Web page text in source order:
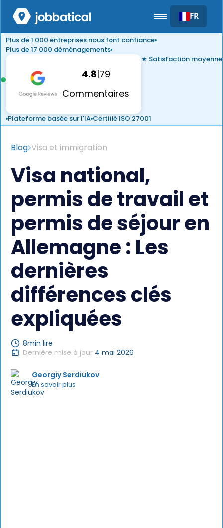
FR
Plus de 1 000 entreprises nous font confiance
Plus de 17 000 déménagements
4.8|79
Commentaires
★ Satisfaction moyenne
Plateforme basée sur l'IA Certifié ISO 27001
Blog Visa et immigration
Visa national,
permis de travail et
permis de séjour en
Allemagne : Les
dernières
différences clés
expliquées
8min lire
Dernière mise à jour 4 mai 2026
Georgiy Serdiukov
En savoir plus